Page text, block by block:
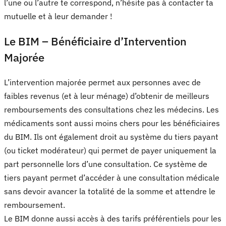
l’une ou l’autre te correspond, n’hésite pas à contacter ta
mutuelle et à leur demander !
Le BIM – Bénéficiaire d’Intervention
Majorée
L’intervention majorée permet aux personnes avec de
faibles revenus (et à leur ménage) d’obtenir de meilleurs
remboursements des consultations chez les médecins. Les
médicaments sont aussi moins chers pour les bénéficiaires
du BIM. Ils ont également droit au système du tiers payant
(ou ticket modérateur) qui permet de payer uniquement la
part personnelle lors d’une consultation. Ce système de
tiers payant permet d’accéder à une consultation médicale
sans devoir avancer la totalité de la somme et attendre le
remboursement.
Le BIM donne aussi accès à des tarifs préférentiels pour les